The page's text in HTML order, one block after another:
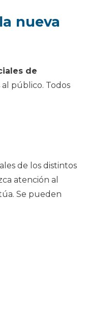
nueva
de
al público. Todos
de los distintos
atención al
Se pueden